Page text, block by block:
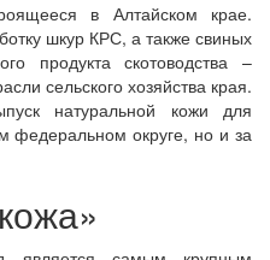
в Алтайском крае.
шкур КРС, а также свиных
продукта скотоводства –
сельского хозяйства края.
натуральной кожи для
федеральном округе, но и за